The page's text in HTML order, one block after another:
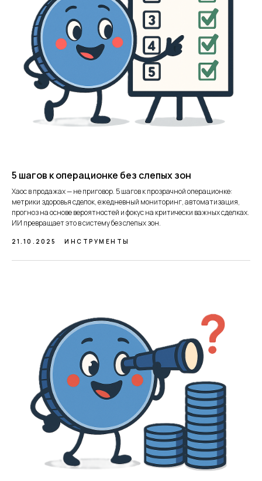
5 шагов к операционке без слепых зон
Хаос в продажах — не приговор. 5 шагов к прозрачной операционке:
метрики здоровья сделок, ежедневный мониторинг, автоматизация,
прогноз на основе вероятностей и фокус на критически важных сделках.
ИИ превращает это в систему без слепых зон.
21.10.2025 ИНСТРУМЕНТЫ